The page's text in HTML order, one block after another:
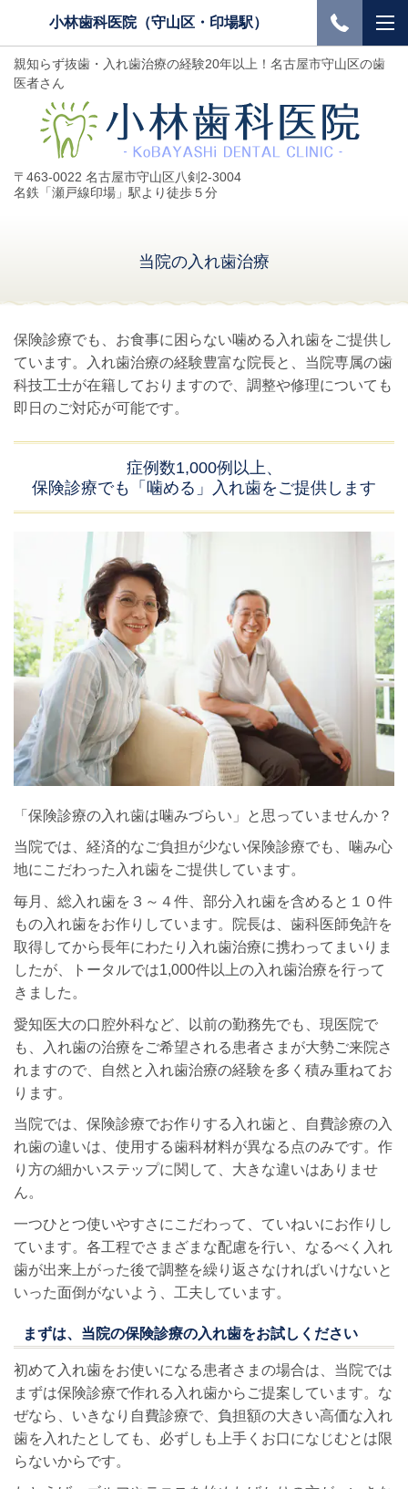
小林歯科医院（守山区・印場駅）
親知らず抜歯・入れ歯治療の経験20年以上！名古屋市守山区の歯
医者さん
〒463-0022 名古屋市守山区八剣2-3004
名鉄「瀬戸線印場」駅より徒歩５分
当院の入れ歯治療
保険診療でも、お食事に困らない噛める入れ歯をご提供し
ています。入れ歯治療の経験豊富な院長と、当院専属の歯
科技工士が在籍しておりますので、調整や修理についても
即日のご対応が可能です。
症例数1,000例以上、
保険診療でも「噛める」入れ歯をご提供します
「保険診療の入れ歯は噛みづらい」と思っていませんか？
当院では、経済的なご負担が少ない保険診療でも、噛み心
地にこだわった入れ歯をご提供しています。
毎月、総入れ歯を３～４件、部分入れ歯を含めると１０件
もの入れ歯をお作りしています。院長は、歯科医師免許を
取得してから長年にわたり入れ歯治療に携わってまいりま
したが、トータルでは1,000件以上の入れ歯治療を行って
きました。
愛知医大の口腔外科など、以前の勤務先でも、現医院で
も、入れ歯の治療をご希望される患者さまが大勢ご来院さ
れますので、自然と入れ歯治療の経験を多く積み重ねてお
ります。
当院では、保険診療でお作りする入れ歯と、自費診療の入
れ歯の違いは、使用する歯科材料が異なる点のみです。作
り方の細かいステップに関して、大きな違いはありませ
ん。
一つひとつ使いやすさにこだわって、ていねいにお作りし
ています。各工程でさまざまな配慮を行い、なるべく入れ
歯が出来上がった後で調整を繰り返さなければいけないと
いった面倒がないよう、工夫しています。
まずは、当院の保険診療の入れ歯をお試しください
初めて入れ歯をお使いになる患者さまの場合は、当院では
まずは保険診療で作れる入れ歯からご提案しています。な
ぜなら、いきなり自費診療で、負担額の大きい高価な入れ
歯を入れたとしても、必ずしも上手くお口になじむとは限
らないからです。